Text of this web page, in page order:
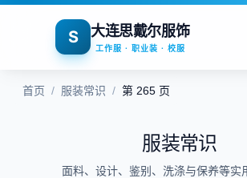
S 大连思戴尔服饰
工作服 · 职业装 · 校服
首页 / 服装常识 / 第 265 页
服装常识
面料、设计、鉴别、洗涤与保养等实